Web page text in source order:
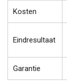
Kosten
Eindresultaat
Garantie